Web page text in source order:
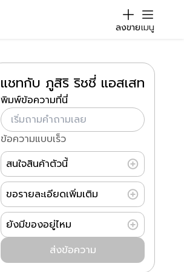
ลงขายเมนู
แชทกับ ภูสิริ ริชชี่ แอสเสท
พิมพ์ข้อความที่นี่
ข้อความแบบเร็ว
สนใจสินค้าตัวนี้
ขอรายละเอียดเพิ่มเติม
ยังมีของอยู่ไหม
ส่งข้อความ